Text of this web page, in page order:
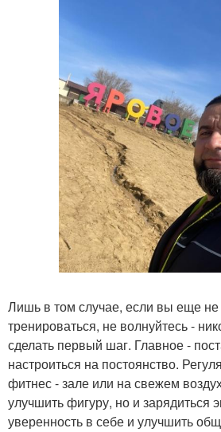
Лишь в том случае, если вы еще не
тренироваться, не волнуйтесь -
сделать первый шаг. Главное -
настроиться на постоянство.
фитнес - зале или на свежем
улучшить фигуру, но и зарядиться
уверенность в себе и улучшить